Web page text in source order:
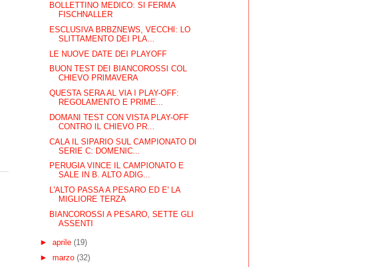
BOLLETTINO MEDICO: SI FERMA
FISCHNALLER
ESCLUSIVA BRBZNEWS, VECCHI: LO
SLITTAMENTO DEI PLA...
LE NUOVE DATE DEI PLAYOFF
BUON TEST DEI BIANCOROSSI COL
CHIEVO PRIMAVERA
QUESTA SERA AL VIA I PLAY-OFF:
REGOLAMENTO E PRIME...
DOMANI TEST CON VISTA PLAY-OFF
CONTRO IL CHIEVO PR...
CALA IL SIPARIO SUL CAMPIONATO DI
SERIE C: DOMENIC...
PERUGIA VINCE IL CAMPIONATO E
SALE IN B. ALTO ADIG...
L'ALTO PASSA A PESARO ED E' LA
MIGLIORE TERZA
BIANCOROSSI A PESARO, SETTE GLI
ASSENTI
► aprile (19)
► marzo (32)